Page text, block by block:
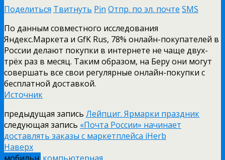
Поделиться Твитнуть Pin Отпр. по эл. почте SMS
По данным совместного исследования
Яндекс.Маркета и GfK Rus, 78% онлайн-покупателей в
России делают покупки в интернете не чаще двух-
трёх раз в месяц. Таким образом, на Беру они могут
совершать все свои регулярные онлайн-покупки с
бесплатной доставкой.
Источник
предыдущая запись Лейпциг. Ярмарки праздник
следующая запись «Почта России» начинает
доставлять заказы с маркетплейса iHerb
Наверх